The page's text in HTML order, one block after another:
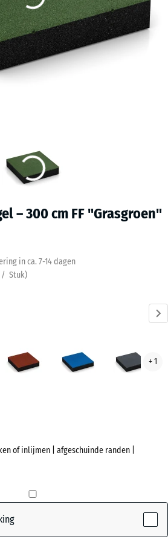
– 300 cm FF "Grasgroen"
in ca. 7-14 dagen
/ Stuk)
Baksteenrood Hemelsblauw
+ 1
of inlijmen | afgeschuinde randen |